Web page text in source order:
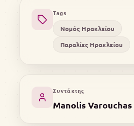
Tags
Νομός Ηρακλείου
Παραλίες Ηρακλείου
Συντάκτης
Manolis Varouchas